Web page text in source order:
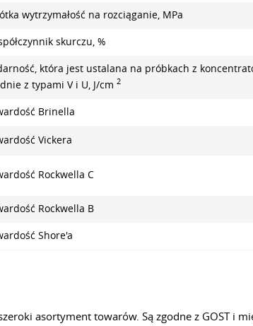
wytrzymałość na rozciąganie, MPa
skurczu, %
która jest ustalana na próbkach z
z typami V i U, J/cm 2
Brinella
Vickera
Rockwella C
Rockwella B
Shore'a
asortyment towarów. Są zgodne z GOST i